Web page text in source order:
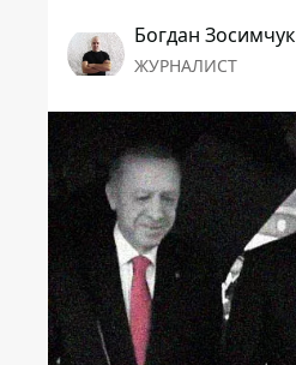
Богдан Зосимчук
ЖУРНАЛИСТ